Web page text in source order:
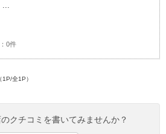
ンミート>」おすすめ度：
0件
（1P/全1P）
クチコミを書いてみませんか？